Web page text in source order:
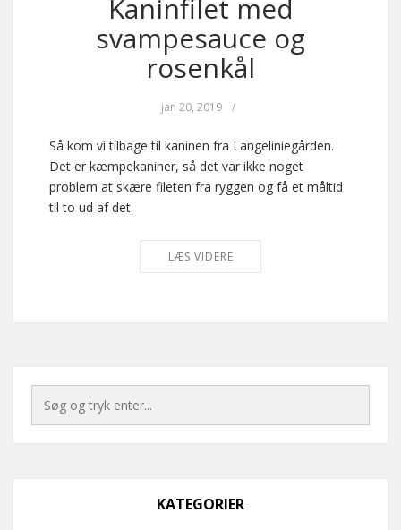
Kaninfilet med
svampesauce og
rosenkål
jan 20, 2019 /
Så kom vi tilbage til kaninen fra Langeliniegården.
Det er kæmpekaniner, så det var ikke noget
problem at skære fileten fra ryggen og få et måltid
til to ud af det.
LÆS VIDERE
KATEGORIER